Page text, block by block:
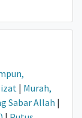
| Murah,
Sabar Allah |